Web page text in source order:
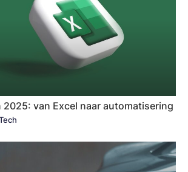
2025: van Excel naar automatisering